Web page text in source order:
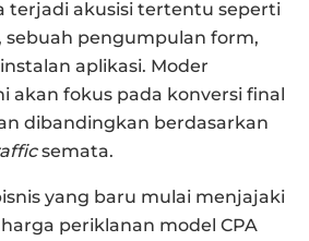
terjadi akusisi tertentu seperti
sebuah pengumpulan form,
aplikasi. Moder
akan fokus pada konversi final
dibandingkan berdasarkan
semata.
yang baru mulai menjajaki
periklanan model CPA